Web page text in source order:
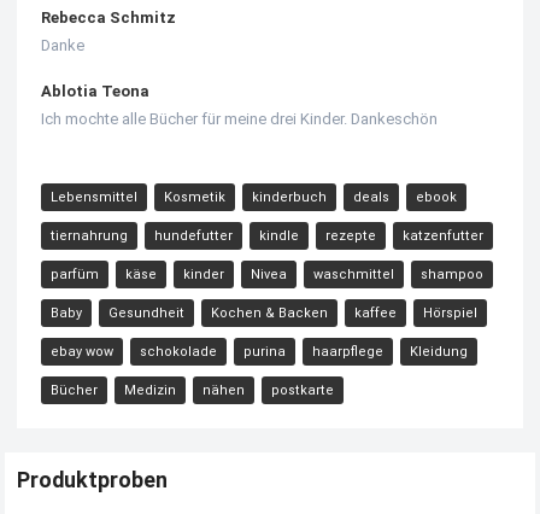
Rebecca Schmitz
Danke
Ablotia Teona
Ich mochte alle Bücher für meine drei Kinder. Dankeschön
Lebensmittel Kosmetik kinderbuch deals ebook
tiernahrung hundefutter kindle rezepte katzenfutter
parfüm käse kinder Nivea waschmittel shampoo
Baby Gesundheit Kochen & Backen kaffee Hörspiel
ebay wow schokolade purina haarpflege Kleidung
Bücher Medizin nähen postkarte
Produktproben